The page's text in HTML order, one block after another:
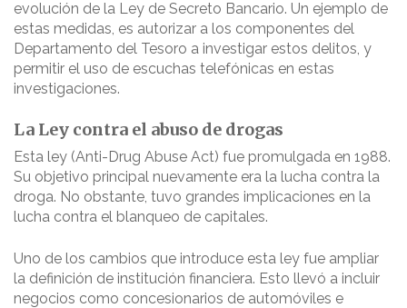
evolución de la Ley de Secreto Bancario. Un ejemplo de
estas medidas, es autorizar a los componentes del
Departamento del Tesoro a investigar estos delitos, y
permitir el uso de escuchas telefónicas en estas
investigaciones.
La Ley contra el abuso de drogas
Esta ley (Anti-Drug Abuse Act) fue promulgada en 1988.
Su objetivo principal nuevamente era la lucha contra la
droga. No obstante, tuvo grandes implicaciones en la
lucha contra el blanqueo de capitales.
Uno de los cambios que introduce esta ley fue ampliar
la definición de institución financiera. Esto llevó a incluir
negocios como concesionarios de automóviles e